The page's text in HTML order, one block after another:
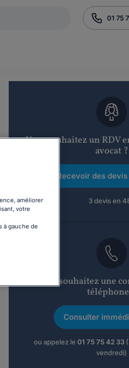
01 75
Vous souhaitez un RDV
avocat ?
Recevoir des
3 devis en
Vous souhaitez une
Consulter
ou appelez le 01 75 75 42 33
vendredi)
améliorer
votre
à gauche de